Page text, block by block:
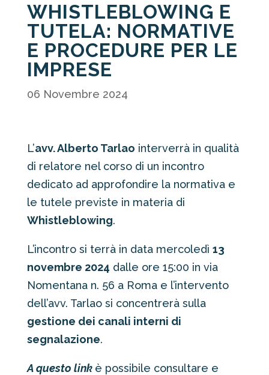
WHISTLEBLOWING E
TUTELA: NORMATIVE
E PROCEDURE PER LE
IMPRESE
06 Novembre 2024
L’avv. Alberto Tarlao interverrà in qualità
di relatore nel corso di un incontro
dedicato ad approfondire la normativa e
le tutele previste in materia di
Whistleblowing.
L’incontro si terrà in data mercoledì 13
novembre 2024 dalle ore 15:00 in via
Nomentana n. 56 a Roma e l’intervento
dell’avv. Tarlao si concentrerà sulla
gestione dei canali interni di
segnalazione.
A questo link è possibile consultare e